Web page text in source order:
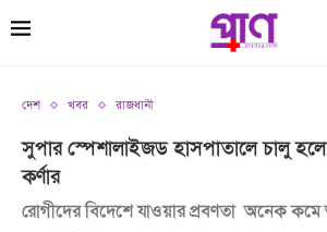
দেশ খবর রাজধানী
সুপার স্পেশালাইজড হাসপাতালে চালু
কর্ণার
রোগীদের বিদেশে যাওয়ার প্রবণতা অনেক কমে